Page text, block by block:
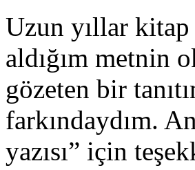
Uzun yıllar kitap
aldığım metnin
gözeten bir
farkındaydım.
yazısı” için